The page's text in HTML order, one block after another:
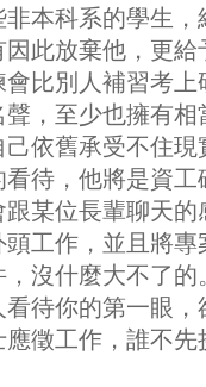
本科系的學生
此放棄他，更
比別人補習考上
，至少也擁有相
依舊承受不住現
待，他將是資工
某位長輩聊天的
工作，並且將專
沒什麼大不了的
待你的第一眼
徵工作，誰不先